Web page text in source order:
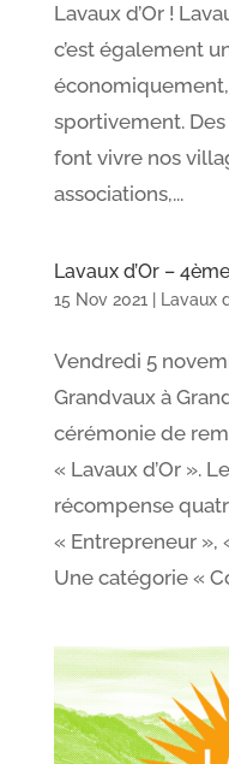
Lavaux d’Or !
c’est également
sportivement.
font vivre nos
associations,...
Lavaux d’Or –
15 Nov 2021 Lavaux
Vendredi 5
Grandvaux à
cérémonie de
« Lavaux d’Or ».
récompense
« Entrepreneur »,
Une catégorie «